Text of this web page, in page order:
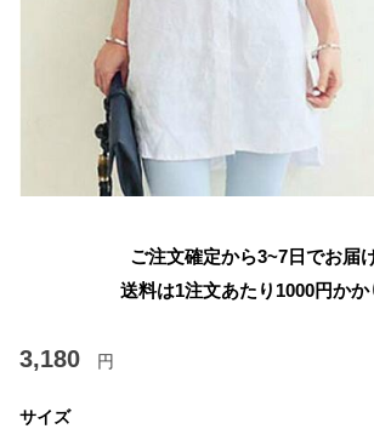
ご注文確定から3~7日でお届
送料は1注文あたり 1000円か
3,180 円
サイズ